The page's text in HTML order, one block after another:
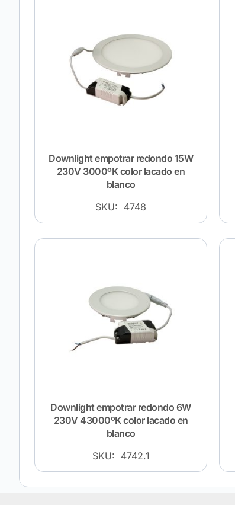
Downlight empotrar redondo 15W
230V 3000ºK color lacado en
blanco
SKU: 4748
Downlight empotrar redondo 6W
230V 43000ºK color lacado en
blanco
SKU: 4742.1